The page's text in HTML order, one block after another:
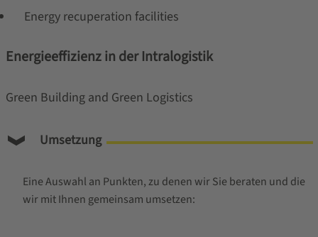
Energy recuperation facilities
Energieeffizienz in der Intralogistik
Green Building and Green Logistics
Umsetzung
Eine Auswahl an Punkten, zu denen wir Sie beraten und die
wir mit Ihnen gemeinsam umsetzen: